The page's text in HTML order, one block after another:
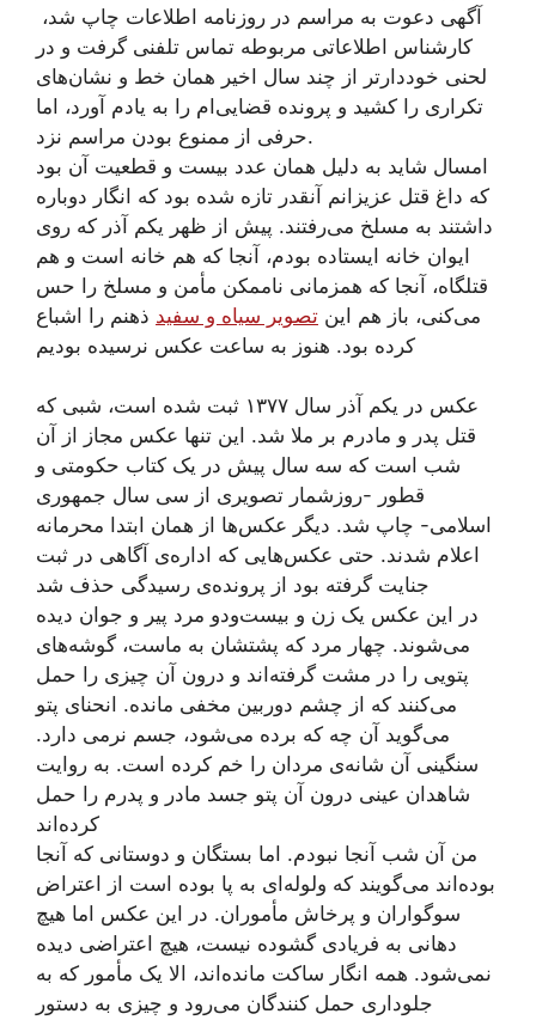
آگهی دعوت به مراسم در روزنامه اطلاعات چاپ شد،
کارشناس اطلاعاتی مربوطه تماس تلفنی گرفت و در
لحنی خوددارتر از چند سال اخیر همان خط و نشان‌های
تکراری را کشید و پرونده قضایی‌ام را به یادم آورد، اما
حرفی از ممنوع بودن مراسم نزد.
امسال شاید به دلیل همان عدد بیست و قطعیت آن بود
که داغ قتل عزیزانم آنقدر تازه شده بود که انگار دوباره
داشتند به مسلخ می‌رفتند. پیش از ظهر یکم آذر که روی
ایوان خانه ایستاده بودم، آنجا که هم خانه است و هم
قتلگاه، آنجا که همزمانی ناممکن مأمن و مسلخ را حس
می‌کنی، باز هم این تصویر سیاه و سفید ذهنم را اشباع
کرده بود. هنوز به ساعت عکس نرسیده بودیم
عکس در یکم آذر سال ۱۳۷۷ ثبت شده است، شبی که
قتل پدر و مادرم بر ملا شد. این تنها عکس مجاز از آن
شب است که سه سال پیش در یک کتاب حکومتی و
قطور -روزشمار تصویری از سی سال جمهوری
اسلامی- چاپ شد. دیگر عکس‌ها از همان ابتدا محرمانه
اعلام شدند. حتی عکس‌هایی که اداره‌ی آگاهی در ثبت
جنایت گرفته بود از پرونده‌ی رسیدگی حذف شد
در این عکس یک زن و بیست‌ودو مرد پیر و جوان دیده
می‌شوند. چهار مرد که پشتشان به ماست، گوشه‌های
پتویی را در مشت گرفته‌اند و درون آن چیزی را حمل
می‌کنند که از چشم دوربین مخفی مانده. انحنای پتو
می‌گوید آن چه که برده می‌شود، جسم نرمی دارد.
سنگینی آن شانه‌ی مردان را خم کرده است. به روایت
شاهدان عینی درون آن پتو جسد مادر و پدرم را حمل
کرده‌اند
من آن شب آنجا نبودم. اما بستگان و دوستانی که آنجا
بوده‌اند می‌گویند که ولوله‌ای به پا بوده است از اعتراض
سوگواران و پرخاش‌ مأموران. در این عکس اما هیچ
دهانی به فریادی گشوده نیست، هیچ اعتراضی دیده
نمی‌شود. همه انگار ساکت مانده‌اند، الا یک مأمور که به
جلوداری حمل کنندگان می‌رود و چیزی به دستور